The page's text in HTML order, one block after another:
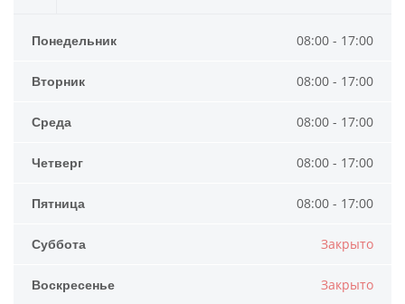
Понедельник 08:00 - 17:00
Вторник 08:00 - 17:00
Среда 08:00 - 17:00
Четверг 08:00 - 17:00
Пятница 08:00 - 17:00
Суббота Закрыто
Воскресенье Закрыто